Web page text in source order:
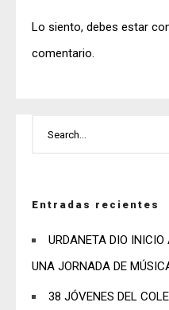
Lo siento, debes estar
comentario.
Entradas recientes
URDANETA DIO
UNA JORNADA DE
38 JÓVENES DEL